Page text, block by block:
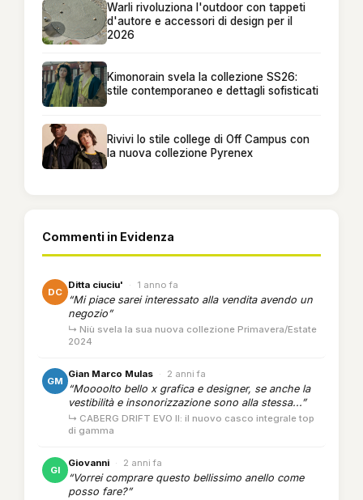
Warli rivoluziona l'outdoor con tappeti
d'autore e accessori di design per il
2026
Kimonorain svela la collezione SS26:
stile contemporaneo e dettagli sofisticati
Rivivi lo stile college di Off Campus con
la nuova collezione Pyrenex
Commenti in Evidenza
DC
Ditta ciuciu' · 1 anno fa
“Mi piace sarei interessato alla vendita avendo un
negozio”
↳ Niù svela la sua nuova collezione Primavera/Estate
2024
GM
Gian Marco Mulas · 2 anni fa
“Moooolto bello x grafica e designer, se anche la
vestibilità e insonorizzazione sono alla stessa...”
↳ CABERG DRIFT EVO II: il nuovo casco integrale top
di gamma
GI
Giovanni · 2 anni fa
“Vorrei comprare questo bellissimo anello come
posso fare?”